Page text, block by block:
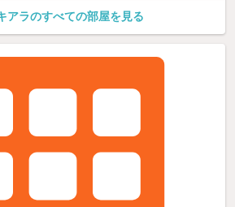
アラのすべての部屋を見る